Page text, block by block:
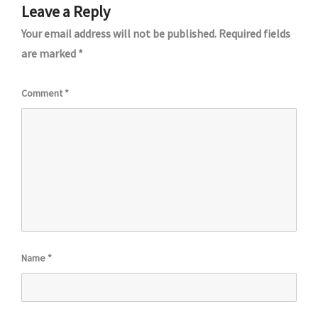
Leave a Reply
Your email address will not be published. Required fields
are marked *
Comment*
Name *